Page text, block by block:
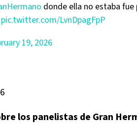
donde ella no estaba
pic.twitter.com/LvnDpagFpP
19, 2026
los panelistas de Gran